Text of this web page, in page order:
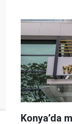
Konya’da